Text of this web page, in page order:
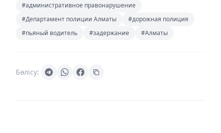
#административное правонарушение
#Департамент полиции Алматы
#дорожная полиция
#пьяный водитель
#задержание #Алматы
Бөлісу: